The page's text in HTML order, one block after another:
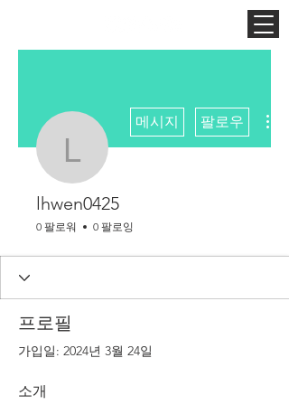
lhwen0425
메시지 팔로우
lhwen0425
0 팔로워 0 팔로잉
프로필
가입일: 2024년 3월 24일
소개